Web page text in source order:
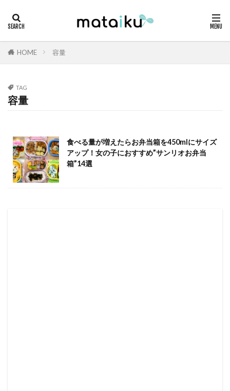
HOME 容量
TAG
容量
食べる量が増えたらお弁当箱を450mlにサイズ
アップ！女の子におすすめ”サンリオお弁当
箱”14選